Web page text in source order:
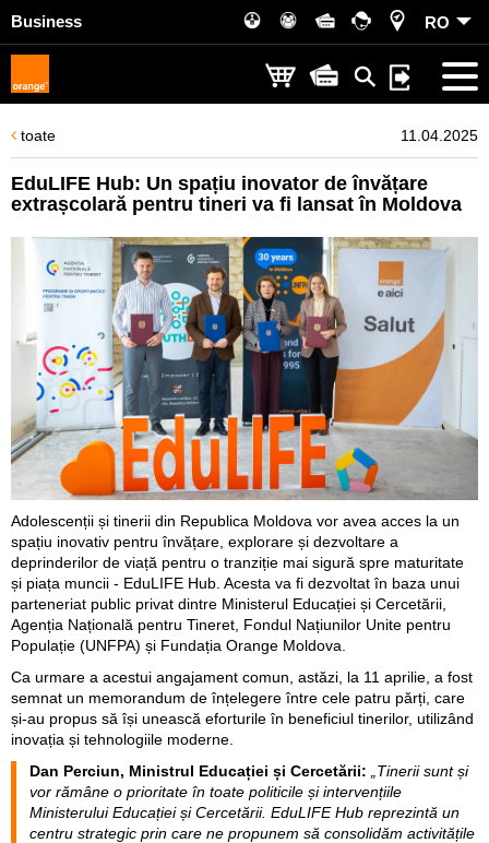
Business RO
toate 11.04.2025
EduLIFE Hub: Un spațiu inovator de învățare
extrașcolară pentru tineri va fi lansat în Moldova
Adolescenții și tinerii din Republica Moldova vor avea acces la un
spațiu inovativ pentru învățare, explorare și dezvoltare a
deprinderilor de viață pentru o tranziție mai sigură spre maturitate
și piața muncii - EduLIFE Hub. Acesta va fi dezvoltat în baza unui
parteneriat public privat dintre Ministerul Educației și Cercetării,
Agenția Națională pentru Tineret, Fondul Națiunilor Unite pentru
Populație (UNFPA) și Fundația Orange Moldova.
Ca urmare a acestui angajament comun, astăzi, la 11 aprilie, a fost
semnat un memorandum de înțelegere între cele patru părți, care
și-au propus să își unească eforturile în beneficiul tinerilor, utilizând
inovația și tehnologiile moderne.
Dan Perciun, Ministrul Educației și Cercetării:
„Tinerii sunt și
vor rămâne o prioritate în toate politicile și intervențiile
Ministerului Educației și Cercetării. EduLIFE Hub reprezintă un
centru strategic prin care ne propunem să consolidăm activitățile